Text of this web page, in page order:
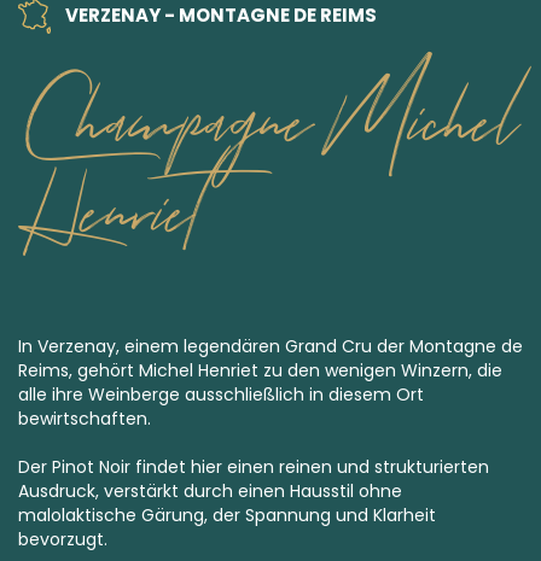
VERZENAY - MONTAGNE DE REIMS
Champagne Michel
Henriet
In Verzenay, einem legendären Grand Cru der Montagne de
Reims, gehört Michel Henriet zu den wenigen Winzern, die
alle ihre Weinberge ausschließlich in diesem Ort
bewirtschaften.
Der Pinot Noir findet hier einen reinen und strukturierten
Ausdruck, verstärkt durch einen Hausstil ohne
malolaktische Gärung, der Spannung und Klarheit
bevorzugt.